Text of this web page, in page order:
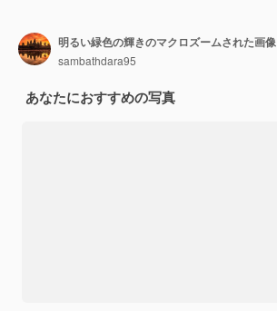
明るい緑色の輝きのマクロズームされた画像
sambathdara95
あなたにおすすめの写真